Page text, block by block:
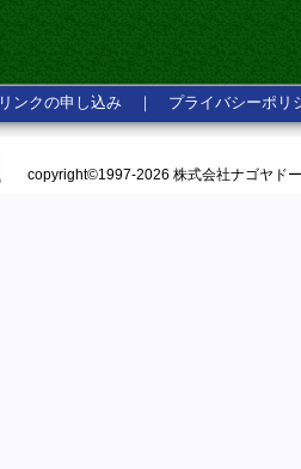
リンクの申し込み ｜ プライバシーポリ
copyright©1997-2026 株式会社ナゴヤド